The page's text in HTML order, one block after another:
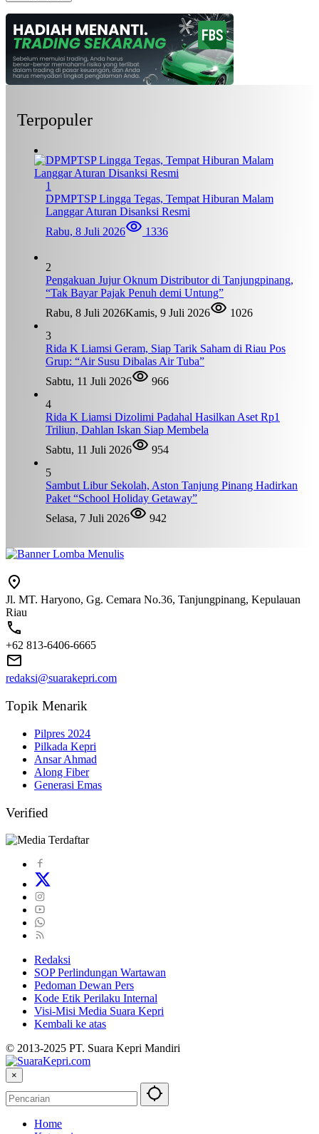
Terpopuler
1
DPMPTSP Lingga Tegas, Tempat Hiburan Malam
Langgar Aturan Disanksi Resmi
Rabu, 8 Juli 2026
1336
2
Pengakuan Jujur Oknum Distributor di Tanjungpinang,
“Tak Bayar Pajak Penuh demi Untung”
Rabu, 8 Juli 2026Kamis, 9 Juli 2026
1026
3
Rida K Liamsi Geram, Siap Tarik Saham di Riau Pos
Grup: “Air Susu Dibalas Air Tuba”
Sabtu, 11 Juli 2026
966
4
Rida K Liamsi Dizolimi Padahal Hasilkan Aset Rp1
Triliun, Dahlan Iskan Siap Membela
Sabtu, 11 Juli 2026
954
5
Sambut Libur Sekolah, Aston Tanjung Pinang Hadirkan
Paket “School Holiday Getaway”
Selasa, 7 Juli 2026
942
Jl. MT. Haryono, Gg. Cemara No.36, Tanjungpinang, Kepulauan
Riau
+62 813-6406-6665
redaksi@suarakepri.com
Topik Menarik
Pilpres 2024
Pilkada Kepri
Ansar Ahmad
Along Fiber
Generasi Emas
Verified
Redaksi
SOP Perlindungan Wartawan
Pedoman Dewan Pers
Kode Etik Perilaku Internal
Visi-Misi Media Suara Kepri
Kembali ke atas
© 2013-2025 PT. Suara Kepri Mandiri
×
Home